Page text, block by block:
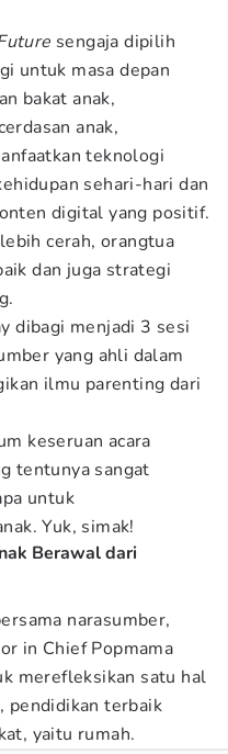
sengaja dipilih
untuk masa depan
bakat anak,
anak,
teknologi
sehari-hari dan
digital yang positif.
cerah, orangtua
dan juga strategi
dibagi menjadi 3 sesi
yang ahli dalam
ilmu parenting dari
keseruan acara
tentunya sangat
untuk
Yuk, simak!
Berawal dari
narasumber,
in Chief Popmama
merefleksikan satu hal
pendidikan terbaik
yaitu rumah.